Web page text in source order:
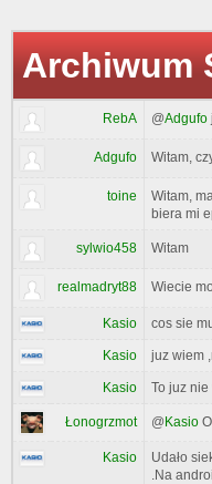
Archiwum
RebA @Adgufo
Adgufo Witam,
toine
Witam,
biera mi
sylwio458 Witam
realmadryt88 Wiecie
Kasio cos sie
Kasio juz wiem
Kasio To juz
Łonogrzmot @ Kasio
Kasio
Udało
.Na